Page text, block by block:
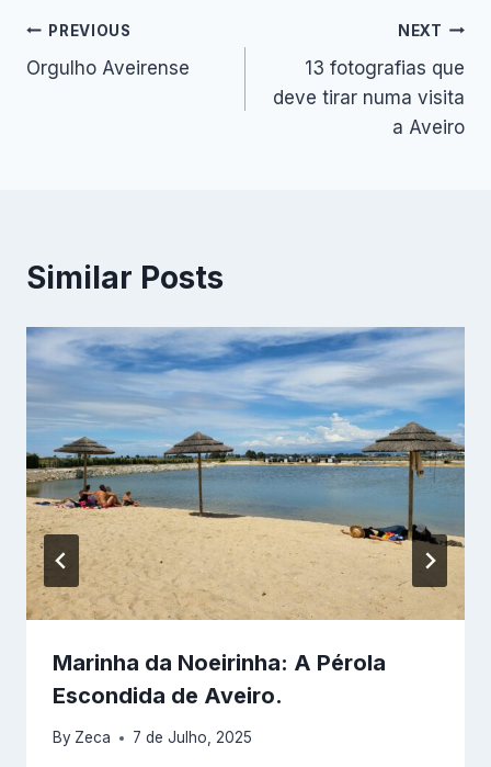
Navegação
de
PREVIOUS
Orgulho Aveirense
NEXT
13 fotografias que
deve tirar numa visita
a Aveiro
Similar Posts
Marinha da Noeirinha: A Pérola
Escondida de Aveiro.
By Zeca 7 de Julho, 2025